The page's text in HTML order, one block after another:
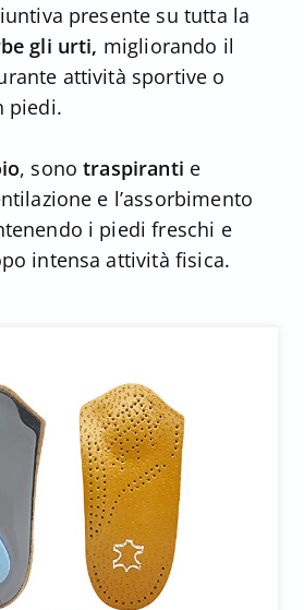
presente su tutta la
gli urti, migliorando il
attività sportive o
piedi.
, sonotraspiranti e
e l’assorbimento
i piedi freschi e
intensa attività fisica.